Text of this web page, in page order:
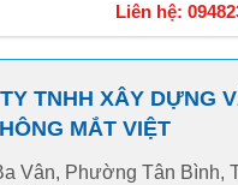
Liên hệ:
TNHH XÂY DỰNG
MẮT VIỆT
Vân, Phường Tân Bình,